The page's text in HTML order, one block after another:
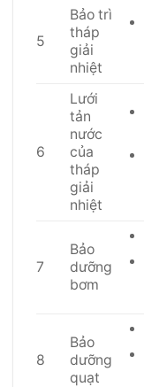
5
Bảo trì
tháp
giải
nhiệt
6
Lưới
tản
nước
của
tháp
giải
nhiệt
7
Bảo
dưỡng
bơm
8
Bảo
dưỡng
quạt